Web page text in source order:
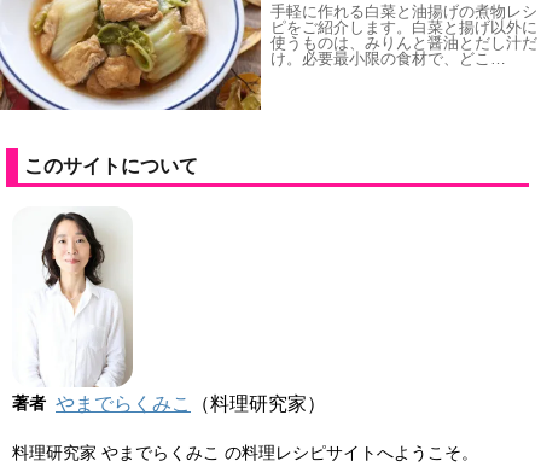
手軽に作れる白菜と油揚げの煮物レシ
ピをご紹介します。白菜と揚げ以外に
使うものは、みりんと醤油とだし汁だ
け。必要最小限の食材で、どこ…
このサイトについて
著者 やまでらくみこ （料理研究家）
料理研究家 やまでらくみこ の料理レシピサイトへようこそ。